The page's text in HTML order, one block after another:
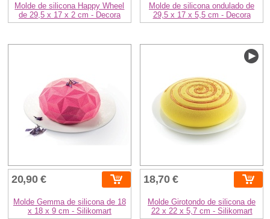
Molde de silicona Happy Wheel
de 29,5 x 17 x 2 cm - Decora
Molde de silicona ondulado de
29,5 x 17 x 5,5 cm - Decora
20,90 €
Molde Gemma de silicona de 18
x 18 x 9 cm - Silikomart
18,70 €
Molde Girotondo de silicona de
22 x 22 x 5,7 cm - Silikomart